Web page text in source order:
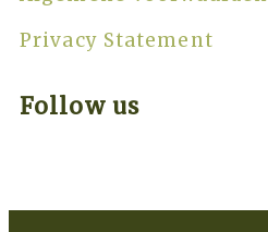
Privacy Statement
Follow us